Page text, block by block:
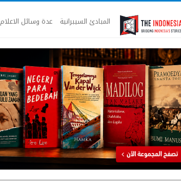
المبادئ السيبرانية عدة وسائل الاعلام